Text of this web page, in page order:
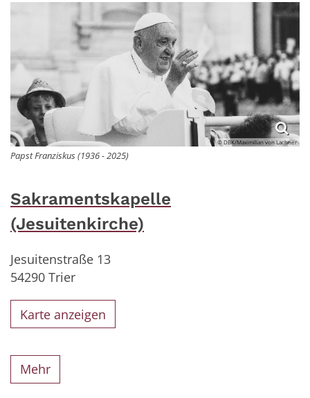
© DBK/Maximilian von Lachner
Papst Franziskus (1936 - 2025)
Sakramentskapelle
(Jesuitenkirche)
Jesuitenstraße 13
54290 Trier
Karte anzeigen
Mehr